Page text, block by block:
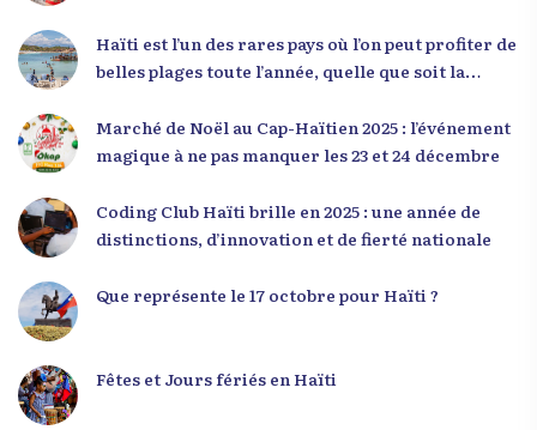
du pays, et qu’un engagement structuré de
seulement 4 % d’entre eux pourrait modifier
seconde intervention, « Jenès la ak responsablite l
», a souligné le lien indissociable entre potentiel et
responsabilité. Le Dr Volcy a invité les jeunes à
devenir des acteurs de transformation dans leurs
communautés, à investir dans leur formation et à
développer un leadership intègre. Appel à un
Haïti est l’un des rares pays où l’on peut profiter de
belles plages toute l’année, quelle que soit la
Marché de Noël au Cap-Haïtien 2025 : l’événement
magique à ne pas manquer les 23 et 24 décembre
Coding Club Haïti brille en 2025 : une année de
distinctions, d’innovation et de fierté nationale
Que représente le 17 octobre pour Haïti ?
Fêtes et Jours fériés en Haïti